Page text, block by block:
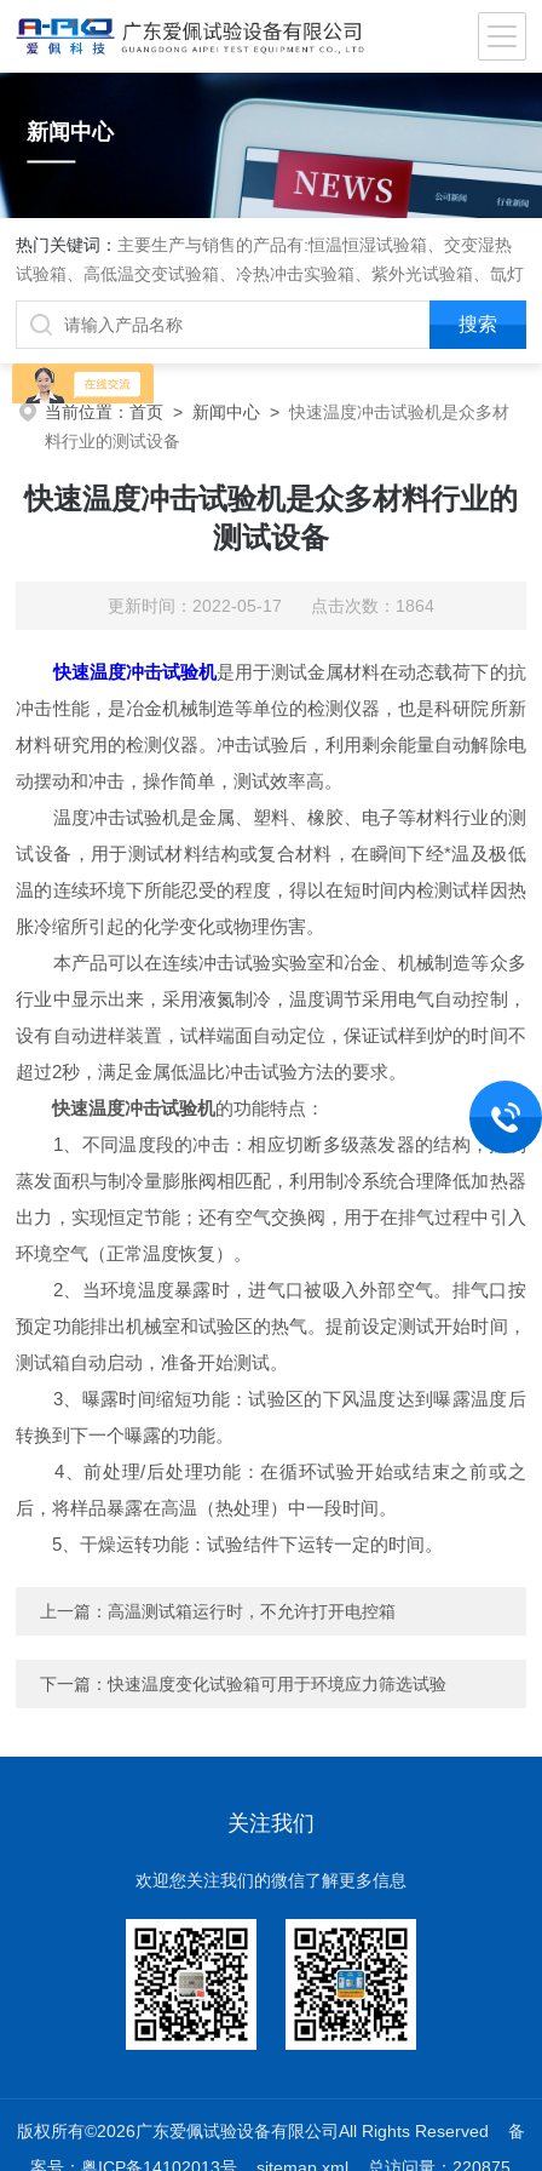
新闻中心
热门关键词： 主要生产与销售的产品有:恒温恒湿试验箱、交变湿热
试验箱、高低温交变试验箱、冷热冲击实验箱、紫外光试验箱、氙灯
老化箱、恒温恒湿实验室、沙尘试验箱、淋雨试验箱、盐水喷雾试验
箱、各种振动试验台、拉力试验机、蒸汽老化试验机、跌落试验机、
插拔力试验机、按健寿命试验机、纸带耐磨擦试验机、工业烘烤箱
当前位置：首页 > 新闻中心 >快速温度冲击试验机是众多材
料行业的测试设备
快速温度冲击试验机是众多材料行业的
测试设备
更新时间：2022-05-17 点击次数：1864
快速温度冲击试验机是用于测试金属材料在动态载荷下的抗
冲击性能，是冶金机械制造等单位的检测仪器，也是科研院所新
材料研究用的检测仪器。冲击试验后，利用剩余能量自动解除电
动摆动和冲击，操作简单，测试效率高。
温度冲击试验机是金属、塑料、橡胶、电子等材料行业的测
试设备，用于测试材料结构或复合材料，在瞬间下经*温及极低
温的连续环境下所能忍受的程度，得以在短时间内检测试样因热
胀冷缩所引起的化学变化或物理伤害。
本产品可以在连续冲击试验实验室和冶金、机械制造等众多
行业中显示出来，采用液氮制冷，温度调节采用电气自动控制，
设有自动进样装置，试样端面自动定位，保证试样到炉的时间不
超过2秒，满足金属低温比冲击试验方法的要求。
快速温度冲击试验机的功能特点：
1、不同温度段的冲击：相应切断多级蒸发器的结构，控制
蒸发面积与制冷量膨胀阀相匹配，利用制冷系统合理降低加热器
出力，实现恒定节能；还有空气交换阀，用于在排气过程中引入
环境空气（正常温度恢复）。
2、当环境温度暴露时，进气口被吸入外部空气。排气口按
预定功能排出机械室和试验区的热气。提前设定测试开始时间，
测试箱自动启动，准备开始测试。
3、曝露时间缩短功能：试验区的下风温度达到曝露温度后
转换到下一个曝露的功能。
4、前处理/后处理功能：在循环试验开始或结束之前或之
后，将样品暴露在高温（热处理）中一段时间。
5、干燥运转功能：试验结件下运转一定的时间。
上一篇：高温测试箱运行时，不允许打开电控箱
下一篇：快速温度变化试验箱可用于环境应力筛选试验
关注我们
欢迎您关注我们的微信了解更多信息
版权所有©2026广东爱佩试验设备有限公司All Rights Reserved 备